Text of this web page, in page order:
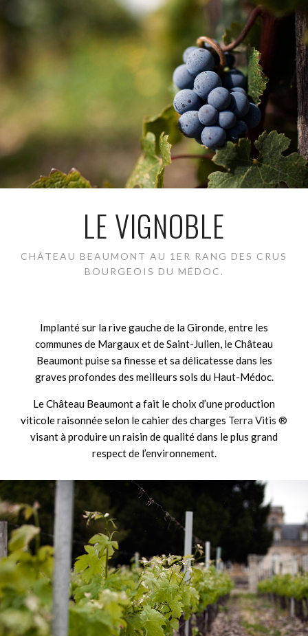
LE VIGNOBLE
CHÂTEAU BEAUMONT AU 1ER RANG DES CRUS
BOURGEOIS DU MÉDOC.
Implanté sur la rive gauche de la Gironde, entre les
communes de Margaux et de Saint-Julien, le Château
Beaumont puise sa finesse et sa délicatesse dans les
graves profondes des meilleurs sols du Haut-Médoc.
Le Château Beaumont a fait le choix d’une production
viticole raisonnée selon le cahier des charges Terra Vitis ®
visant à produire un raisin de qualité dans le plus grand
respect de l’environnement.